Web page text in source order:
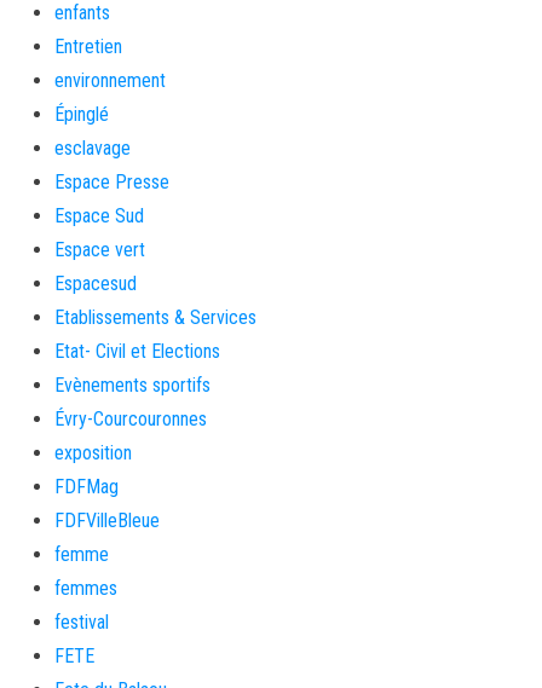
enfants
Entretien
environnement
Épinglé
esclavage
Espace Presse
Espace Sud
Espace vert
Espacesud
Etablissements & Services
Etat- Civil et Elections
Evènements sportifs
Évry-Courcouronnes
exposition
FDFMag
FDFVilleBleue
femme
femmes
festival
FETE